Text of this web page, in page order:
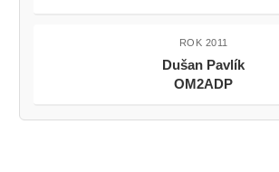
ROK 2011
Dušan Pavlík
OM2ADP